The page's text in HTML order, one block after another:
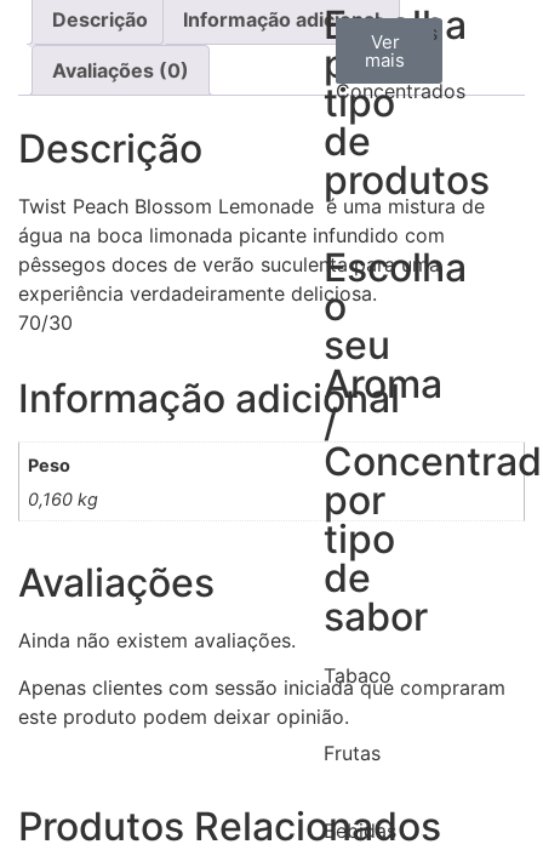
Escolha
por
tipo
de
produtos
Aromas
Concentrados
Ver
todos
Bases
Ver
mais
Accesorios
Ver
mais
Escolha
o
seu
Aroma
/
por
tipo
de
sabor
Tabaco
Frutas
Bebidas
Descrição Informação adicional
Avaliações (0)
Descrição
Twist Peach Blossom Lemonade é uma mistura de
água na boca limonada picante infundido com
pêssegos doces de verão suculenta para uma
experiência verdadeiramente deliciosa.
70/30
Informação adicional
Peso
0,160 kg
Avaliações
Ainda não existem avaliações.
Apenas clientes com sessão iniciada que compraram
este produto podem deixar opinião.
Produtos Relacionados